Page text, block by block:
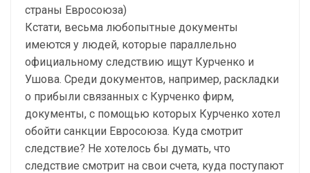
страны Евросоюза)
Кстати, весьма любопытные документы
имеются у людей, которые параллельно
официальному следствию ищут Курченко и
Ушова. Среди документов, например, раскладки
о прибыли связанных с Курченко фирм,
документы, с помощью которых Курченко хотел
обойти санкции Евросоюза. Куда смотрит
следствие? Не хотелось бы думать, что
следствие смотрит на свои счета, куда поступают